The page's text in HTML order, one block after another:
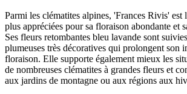
Parmi les clématites alpines, 'Frances Rivis' est
plus appréciées pour sa floraison abondante et
Ses fleurs retombantes bleu lavande sont
plumeuses très décoratives qui prolongent son
floraison. Elle supporte également mieux les
de nombreuses clématites à grandes fleurs et
aux jardins de montagne ou aux régions aux